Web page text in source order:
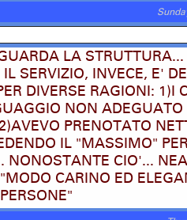
LA
SERVIZIO, INVECE, E'
DIVERSE RAGIONI: 1)I
NON ADEGUATO
PRENOTATO
IL "MASSIMO"
NONOSTANTE CIO'...
CARINO ED